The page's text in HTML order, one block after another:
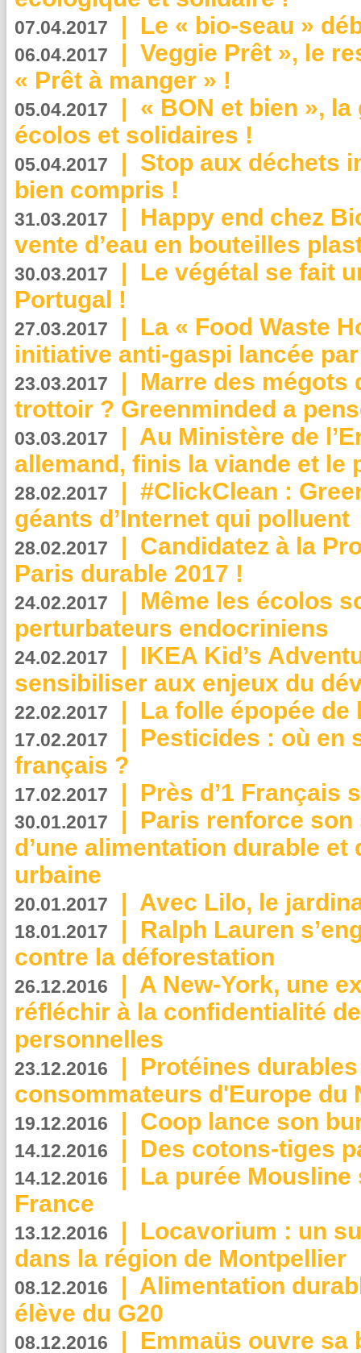
07.04.2017 | Le « bio-seau »
06.04.2017 | Veggie Prêt », le
« Prêt à manger » !
05.04.2017 | « BON et bien »,
écolos et solidaires !
05.04.2017 | Stop aux déchets
bien compris !
31.03.2017 | Happy end chez
vente d’eau en bouteilles
30.03.2017 | Le végétal se fait
Portugal !
27.03.2017 | La « Food Waste
initiative anti-gaspi lancée
23.03.2017 | Marre des mégots
trottoir ? Greenminded a
03.03.2017 | Au Ministère de
allemand, finis la viande et le
28.02.2017 | #ClickClean :
géants d’Internet qui polluent
28.02.2017 | Candidatez à la
Paris durable 2017 !
24.02.2017 | Même les écolos
perturbateurs endocriniens
24.02.2017 | IKEA Kid’s
sensibiliser aux enjeux du
22.02.2017 | La folle épopée de
17.02.2017 | Pesticides : où en
français ?
17.02.2017 | Près d’1 Français
30.01.2017 | Paris renforce
d’une alimentation durable et
urbaine
20.01.2017 | Avec Lilo, le
18.01.2017 | Ralph Lauren
contre la déforestation
26.12.2016 | A New-York, une
réfléchir à la confidentialité
personnelles
23.12.2016 | Protéines
consommateurs d'Europe du
19.12.2016 | Coop lance son
14.12.2016 | Des cotons-tiges
14.12.2016 | La purée
France
13.12.2016 | Locavorium : un
dans la région de Montpellier
08.12.2016 | Alimentation
élève du G20
08.12.2016 | Emmaüs ouvre sa